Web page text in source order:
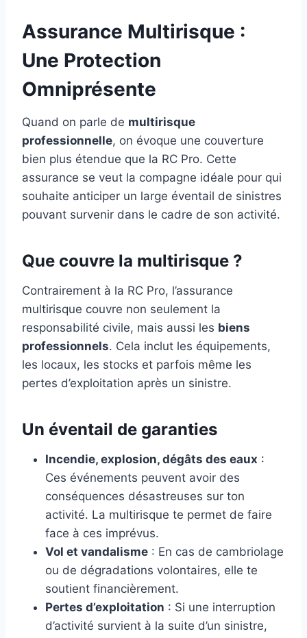
Assurance Multirisque :
Une Protection
Omniprésente
Quand on parle de multirisque
professionnelle, on évoque une couverture
bien plus étendue que la RC Pro. Cette
assurance se veut la compagne idéale pour qui
souhaite anticiper un large éventail de sinistres
pouvant survenir dans le cadre de son activité.
Que couvre la multirisque ?
Contrairement à la RC Pro, l’assurance
multirisque couvre non seulement la
responsabilité civile, mais aussi les biens
professionnels. Cela inclut les équipements,
les locaux, les stocks et parfois même les
pertes d’exploitation après un sinistre.
Un éventail de garanties
Incendie, explosion, dégâts des eaux :
Ces événements peuvent avoir des
conséquences désastreuses sur ton
activité. La multirisque te permet de faire
face à ces imprévus.
Vol et vandalisme : En cas de cambriolage
ou de dégradations volontaires, elle te
soutient financièrement.
Pertes d’exploitation : Si une interruption
d’activité survient à la suite d’un sinistre,